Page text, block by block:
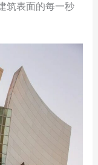
筑表面的每一秒